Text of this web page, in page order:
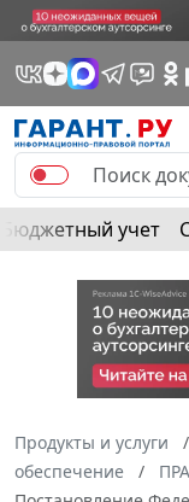
Бюджетный учет
Продукты и услуги
обеспечение